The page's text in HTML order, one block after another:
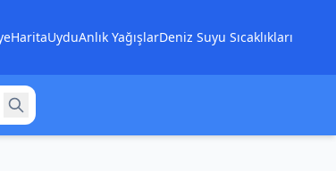
HaritaUyduAnlık YağışlarDeniz Suyu Sıcaklıkları